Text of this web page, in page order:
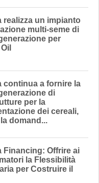
realizza un impianto
multi-seme di
per
continua a fornire la
di
per la
dei cereali,
domand...
Financing: Offrire ai
la Flessibilità
per Costruire il